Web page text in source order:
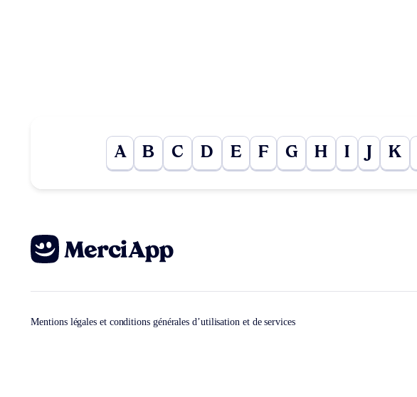
A B C D E F G H I J K
Mentions légales et conditions générales d’utilisation et de services